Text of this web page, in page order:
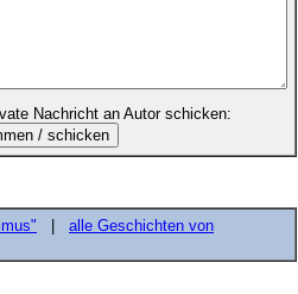
Nachricht an Autor schicken:
alle Geschichten von